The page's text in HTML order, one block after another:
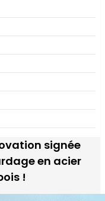
signée
en acier
!